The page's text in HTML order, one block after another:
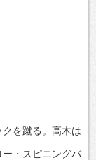
を蹴る。高木は
・スピニングバ